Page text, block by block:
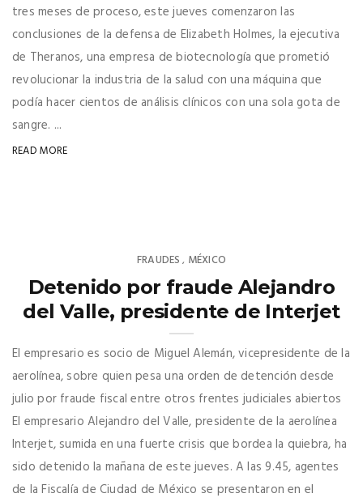
tres meses de proceso, este jueves comenzaron las
conclusiones de la defensa de Elizabeth Holmes, la ejecutiva
de Theranos, una empresa de biotecnología que prometió
revolucionar la industria de la salud con una máquina que
podía hacer cientos de análisis clínicos con una sola gota de
sangre. ...
READ MORE
FRAUDES , MÉXICO
Detenido por fraude Alejandro
del Valle, presidente de Interjet
El empresario es socio de Miguel Alemán, vicepresidente de la
aerolínea, sobre quien pesa una orden de detención desde
julio por fraude fiscal entre otros frentes judiciales abiertos
El empresario Alejandro del Valle, presidente de la aerolínea
Interjet, sumida en una fuerte crisis que bordea la quiebra, ha
sido detenido la mañana de este jueves. A las 9.45, agentes
de la Fiscalía de Ciudad de México se presentaron en el